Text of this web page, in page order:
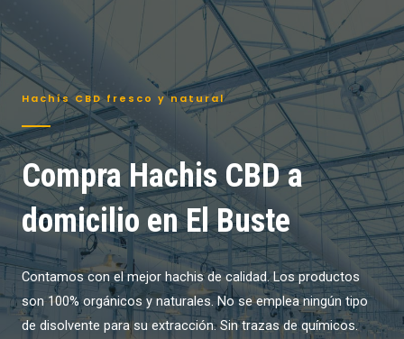
Hachís CBD fresco y natural
Compra Hachis CBD a
domicilio en El Buste
Contamos con el mejor hachis de calidad. Los productos
son 100% orgánicos y naturales. No se emplea ningún tipo
de disolvente para su extracción. Sin trazas de químicos.